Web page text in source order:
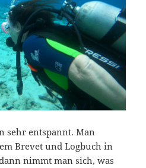
sehr entspannt. Man
Brevet und Logbuch in
nimmt man sich, was